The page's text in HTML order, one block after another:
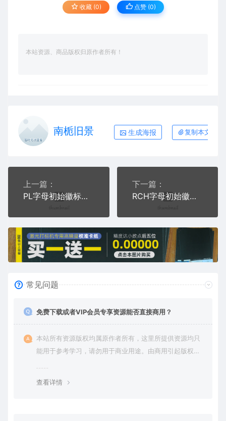
收藏 (0) 点赞 (0)
本站资源、商品版权归原作者所有！
南栀旧景 生成海报 复制本文链接
上一篇：
PL字母初始徽标商标电子产品标志标识公共标志
下一篇：
RCH字母初始徽标商标电子产品标志标识公共标志
常见问题
免费下载或者VIP会员专享资源能否直接商用？
本站所有资源版权均属原作者所有，这里所提供资源均只
能用于参考学习，请勿用于商业用途。由商用引起版权纠
查看详情